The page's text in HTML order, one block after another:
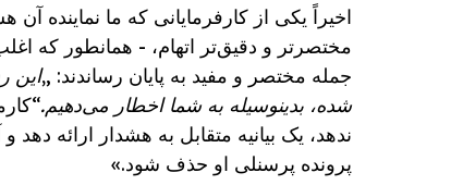
اخیراً یکی از کارفرمایانی که ما نماینده
مختصرتر و دقیق‌تر اتهام، - همانطور که
جمله مختصر و مفید به پایان رساندند: „این
شده، بدینوسیله به شما اخطار می‌دهیم.
ندهد، یک بیانیه متقابل به هشدار ارائه
پرونده پرسنلی او حذف شود.»